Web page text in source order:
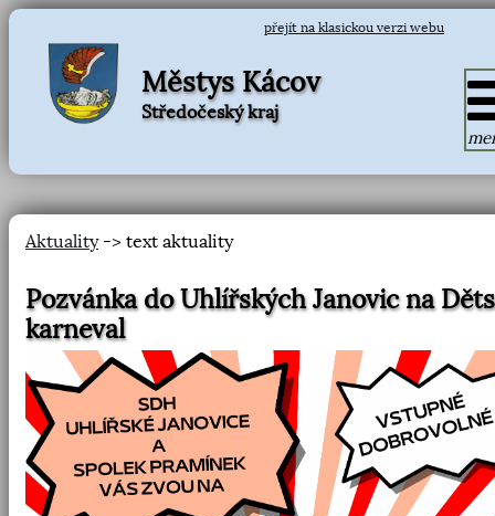
přejít na klasickou verzi webu
Městys Kácov
Středočeský kraj
Aktuality-> text aktuality
Pozvánka do Uhlířských Janovic na
karneval